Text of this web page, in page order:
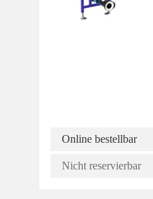
Online bestellbar
Nicht reservierbar